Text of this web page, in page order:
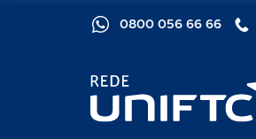
0800 056 66 66